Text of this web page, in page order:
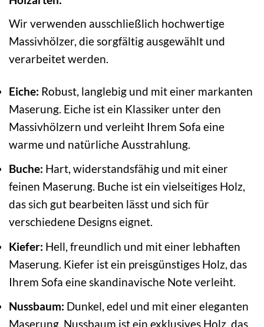
Wir verwenden ausschließlich hochwertige
Massivhölzer, die sorgfältig ausgewählt und
verarbeitet werden.
Eiche: Robust, langlebig und mit einer markanten
Maserung. Eiche ist ein Klassiker unter den
Massivhölzern und verleiht Ihrem Sofa eine
warme und natürliche Ausstrahlung.
Buche: Hart, widerstandsfähig und mit einer
feinen Maserung. Buche ist ein vielseitiges Holz,
das sich gut bearbeiten lässt und sich für
verschiedene Designs eignet.
Kiefer: Hell, freundlich und mit einer lebhaften
Maserung. Kiefer ist ein preisgünstiges Holz, das
Ihrem Sofa eine skandinavische Note verleiht.
Nussbaum: Dunkel, edel und mit einer eleganten
Maserung. Nussbaum ist ein exklusives Holz, das